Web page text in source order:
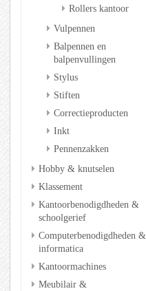
Rollers kantoor
Vulpennen
Balpennen en
balpenvullingen
Stylus
Stiften
Correctieproducten
Inkt
Pennenzakken
Hobby & knutselen
Klassement
Kantoorbenodigdheden &
schoolgerief
Computerbenodigdheden &
informatica
Kantoormachines
Meubilair &